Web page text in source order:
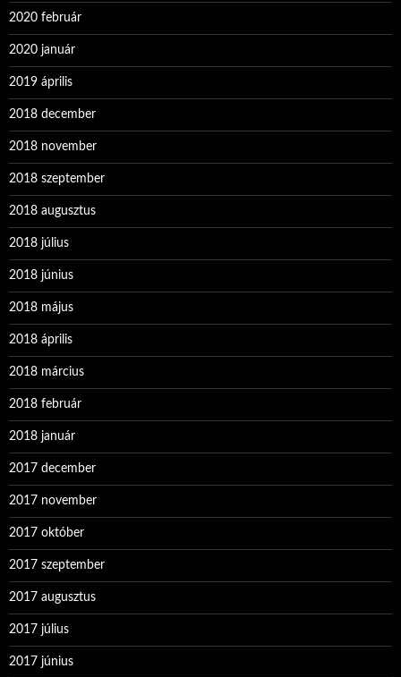
2020 február
2020 január
2019 április
2018 december
2018 november
2018 szeptember
2018 augusztus
2018 július
2018 június
2018 május
2018 április
2018 március
2018 február
2018 január
2017 december
2017 november
2017 október
2017 szeptember
2017 augusztus
2017 július
2017 június